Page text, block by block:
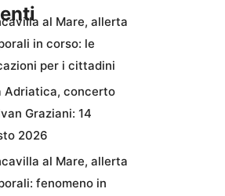
al Mare, allerta
in corso: le
per i cittadini
Adriatica, concerto
Graziani: 14
2026
al Mare, allerta
fenomeno in